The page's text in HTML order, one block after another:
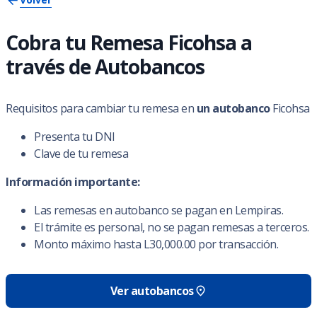
Cobra tu Remesa Ficohsa a
través de Autobancos
Requisitos para cambiar tu remesa en un autobancoFicohsa
Presenta tu DNI
Clave de tu remesa
Información importante:
Las remesas en autobanco se pagan en Lempiras.
El trámite es personal, no se pagan remesas a terceros.
Monto máximo hasta L30,000.00 por transacción.
Ver autobancos